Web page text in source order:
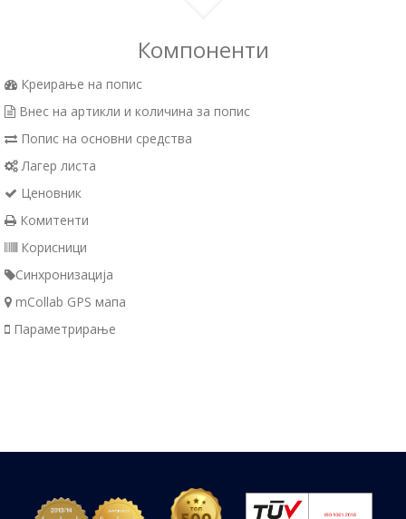
Компоненти
Креирање на попис
Внес на артикли и количина за попис
Попис на основни средства
Лагер листа
Ценовник
Комитенти
Корисници
Синхронизација
mCollab GPS мапа
Параметрирање